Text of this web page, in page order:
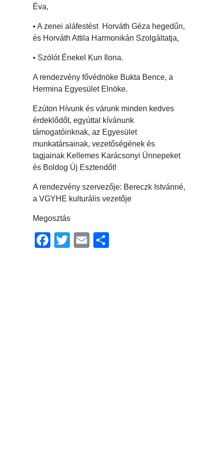
Éva,
• A zenei aláfestést Horváth Géza hegedűn,
és Horváth Attila Harmonikán Szolgáltatja,
• Szólót Énekel Kun Ilona.
A rendezvény fővédnöke Bukta Bence, a
Hermina Egyesület Elnöke.
Ezúton Hívunk és várunk minden kedves
érdeklődőt, egyúttal kívánunk
támogatóinknak, az Egyesület
munkatársainak, vezetőségének és
tagjainak Kellemes Karácsonyi Ünnepeket
és Boldog Új Esztendőt!
A rendezvény szervezője: Bereczk Istvánné,
a VGYHE kulturális vezetője
Megosztás
Facebook
TwitterEmail